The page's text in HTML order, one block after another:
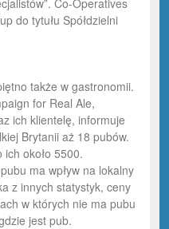
Co-Operatives
do tytułu Spółdzielni
także w gastronomii.
for Real Ale,
ich klientelę, informuje
Brytanii aż 18 pubów.
około 5500.
ma wpływ na lokalny
z innych statystyk, ceny
w których nie ma pubu
jest pub.